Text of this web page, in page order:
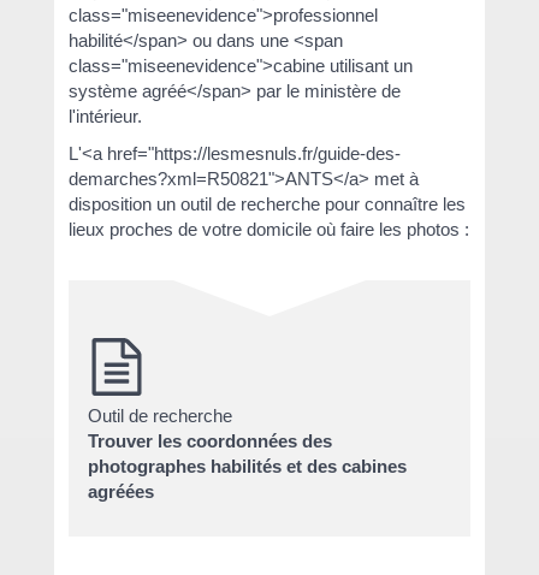
class="miseenevidence">professionnel
habilité</span> ou dans une <span
class="miseenevidence">cabine utilisant un
système agréé</span> par le ministère de
l'intérieur.
L'<a href="https://lesmesnuls.fr/guide-des-
demarches?xml=R50821">ANTS</a> met à
disposition un outil de recherche pour connaître les
lieux proches de votre domicile où faire les photos :
Outil de recherche
Trouver les coordonnées des
photographes habilités et des cabines
agréées